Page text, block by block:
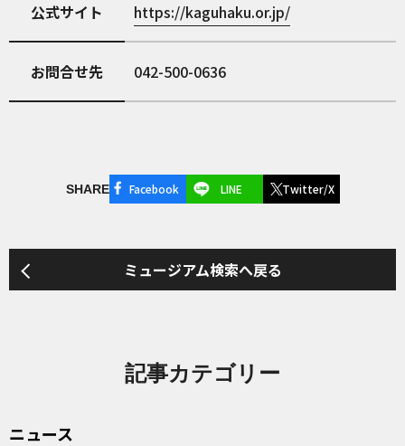
公式サイト https://kaguhaku.or.jp/
お問合せ先 042-500-0636
SHARE Facebook LINE Twitter/X
ミュージアム検索へ戻る
記事カテゴリー
ニュース